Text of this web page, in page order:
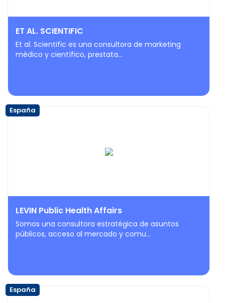
ET AL. SCIENTIFIC
Et al. Scientific es una consultora de marketing
médico y científico, prestata...
España
LEVIN Public Health Affairs
Somos una consultora estratégica de asuntos
públicos, acceso al mercado y comu...
España